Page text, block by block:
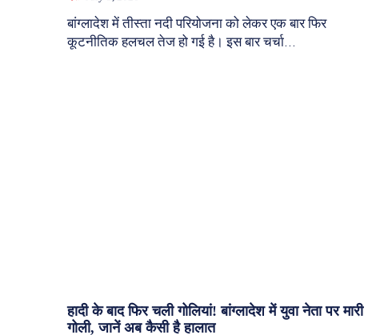
बांग्लादेश में तीस्ता नदी परियोजना को लेकर एक बार फिर
कूटनीतिक हलचल तेज हो गई है। इस बार चर्चा...
हादी के बाद फिर चली गोलियां! बांग्लादेश में युवा नेता पर मारी
गोली, जानें अब कैसी है हालात